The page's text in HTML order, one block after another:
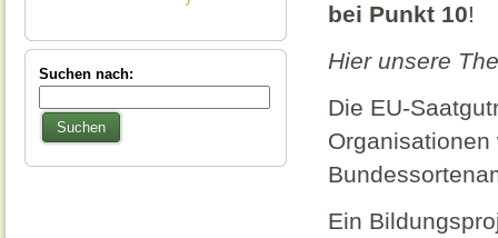
Suchen nach:
Suchen
bei Punkt 10!
Hier unsere
Die EU-
Ein